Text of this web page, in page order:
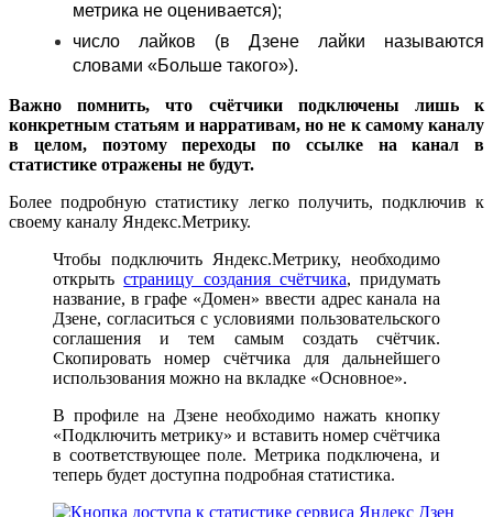
метрика не оценивается);
число лайков (в Дзене лайки называются
словами «Больше такого»).
Важно помнить, что счётчики подключены лишь к
конкретным статьям и нарративам, но не к самому каналу
в целом, поэтому переходы по ссылке на канал в
статистике отражены не будут.
Более подробную статистику легко получить, подключив к
своему каналу Яндекс.Метрику.
Чтобы подключить Яндекс.Метрику, необходимо
открытьстраницу создания счётчика, придумать
название, в графе «Домен» ввести адрес канала на
Дзене, согласиться с условиями пользовательского
соглашения и тем самым создать счётчик.
Скопировать номер счётчика для дальнейшего
использования можно на вкладке «Основное».
В профиле на Дзене необходимо нажать кнопку
«Подключить метрику» и вставить номер счётчика
в соответствующее поле. Метрика подключена, и
теперь будет доступна подробная статистика.